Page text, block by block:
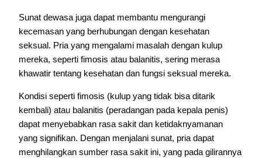
Sunat dewasa juga dapat membantu mengurangi
kecemasan yang berhubungan dengan kesehatan
seksual. Pria yang mengalami masalah dengan kulup
mereka, seperti fimosis atau balanitis, sering merasa
khawatir tentang kesehatan dan fungsi seksual mereka.
Kondisi seperti fimosis (kulup yang tidak bisa ditarik
kembali) atau balanitis (peradangan pada kepala penis)
dapat menyebabkan rasa sakit dan ketidaknyamanan
yang signifikan. Dengan menjalani sunat, pria dapat
menghilangkan sumber rasa sakit ini, yang pada gilirannya